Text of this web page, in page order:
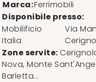
Marca:Ferrimobili
Disponibile presso:
Mobilificio
Italia
Via
Zone servite:
Nova, Monte
Barletta...